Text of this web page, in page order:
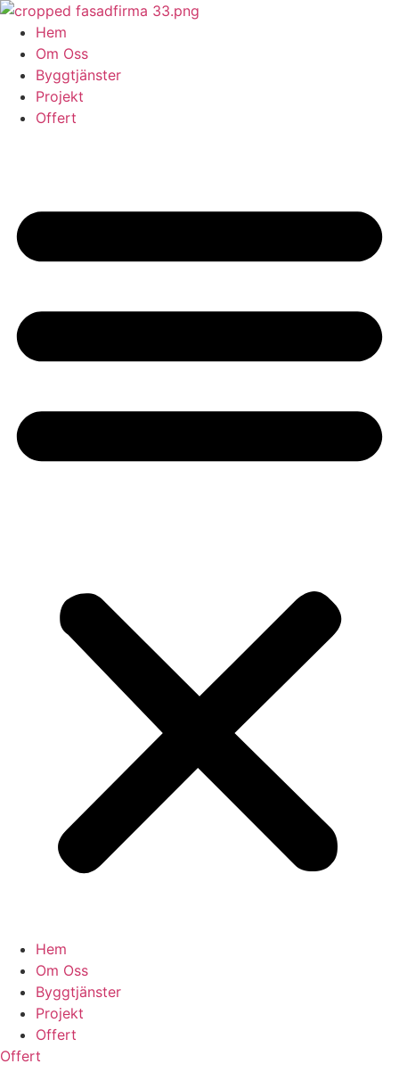
Skip
content
Hem
Om Oss
Byggtjänster
Projekt
Offert
Hem
Om Oss
Byggtjänster
Projekt
Offert
Offert